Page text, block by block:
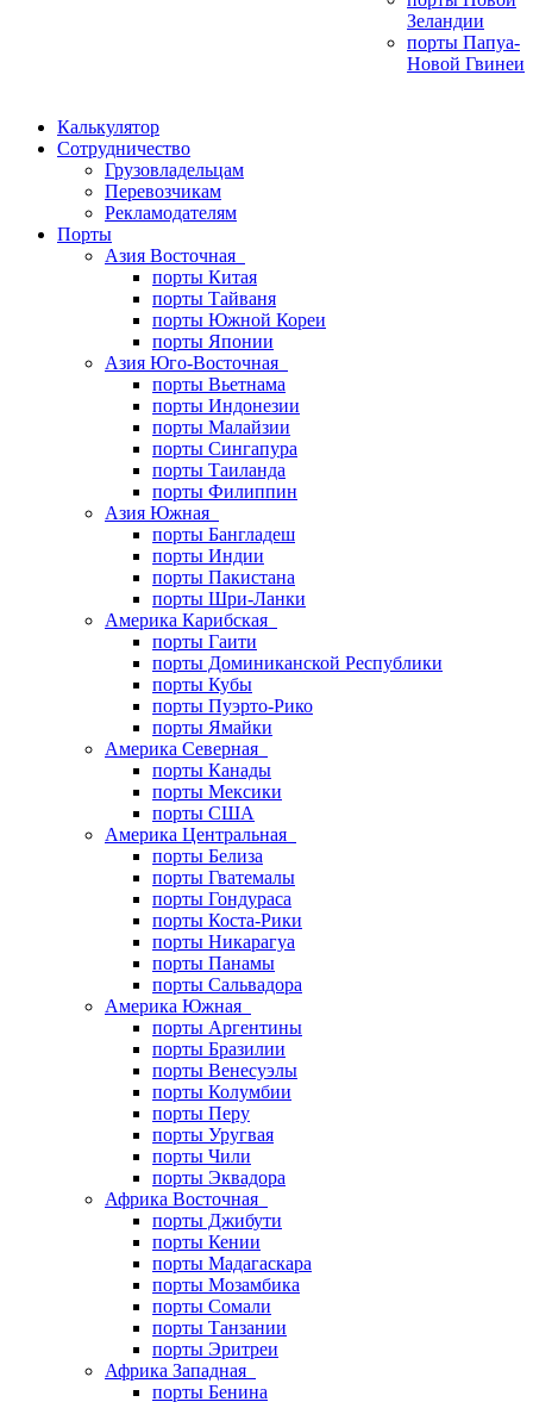
Зеландии
порты Папуа-
Новой Гвинеи
Калькулятор
Сотрудничество
Грузовладельцам
Перевозчикам
Рекламодателям
Порты
Азия Восточная
порты Китая
порты Тайваня
порты Южной Кореи
порты Японии
Азия Юго-Восточная
порты Вьетнама
порты Индонезии
порты Малайзии
порты Сингапура
порты Таиланда
порты Филиппин
Азия Южная
порты Бангладеш
порты Индии
порты Пакистана
порты Шри-Ланки
Америка Карибская
порты Гаити
порты Доминиканской Республики
порты Кубы
порты Пуэрто-Рико
порты Ямайки
Америка Северная
порты Канады
порты Мексики
порты США
Америка Центральная
порты Белиза
порты Гватемалы
порты Гондураса
порты Коста-Рики
порты Никарагуа
порты Панамы
порты Сальвадора
Америка Южная
порты Аргентины
порты Бразилии
порты Венесуэлы
порты Колумбии
порты Перу
порты Уругвая
порты Чили
порты Эквадора
Африка Восточная
порты Джибути
порты Кении
порты Мадагаскара
порты Мозамбика
порты Сомали
порты Танзании
порты Эритреи
Африка Западная
порты Бенина